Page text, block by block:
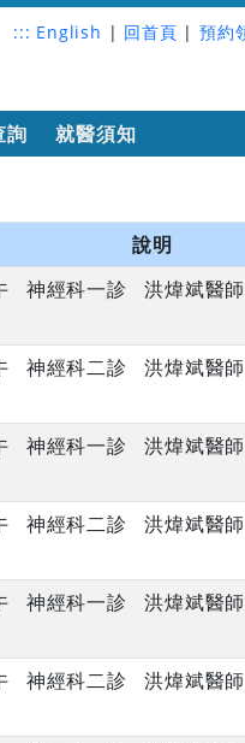
::: English | 回首頁 | 預約
詢 就醫須知
說明
神經科一診 洪煒斌醫師
神經科二診 洪煒斌醫師
神經科一診 洪煒斌醫師
神經科二診 洪煒斌醫師
神經科一診 洪煒斌醫師
神經科二診 洪煒斌醫師